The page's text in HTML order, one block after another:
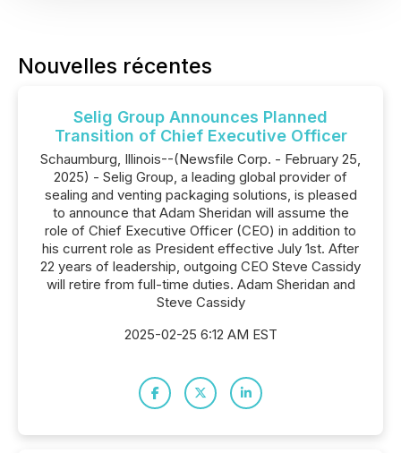
Nouvelles récentes
Selig Group Announces Planned
Transition of Chief Executive Officer
Schaumburg, Illinois--(Newsfile Corp. - February 25,
2025) - Selig Group, a leading global provider of
sealing and venting packaging solutions, is pleased
to announce that Adam Sheridan will assume the
role of Chief Executive Officer (CEO) in addition to
his current role as President effective July 1st. After
22 years of leadership, outgoing CEO Steve Cassidy
will retire from full-time duties. Adam Sheridan and
Steve Cassidy
2025-02-25 6:12 AM EST